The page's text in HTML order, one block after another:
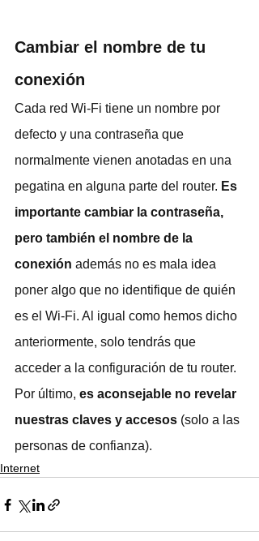
Cambiar el nombre de tu
conexión
Cada red Wi-Fi tiene un nombre por
defecto y una contraseña que
normalmente vienen anotadas en una
pegatina en alguna parte del router. Es
importante cambiar la contraseña,
pero también el nombre de la
conexión además no es mala idea
poner algo que no identifique de quién
es el Wi-Fi. Al igual como hemos dicho
anteriormente, solo tendrás que
acceder a la configuración de tu router.
Por último, es aconsejable no revelar
nuestras claves y accesos (solo a las
personas de confianza).
Internet